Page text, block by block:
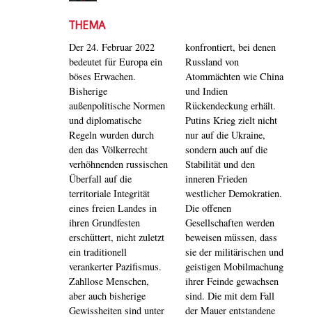
THEMA
Der 24. Februar 2022
bedeutet für Europa ein
böses Erwachen.
Bisherige
außenpolitische Normen
und diplomatische
Regeln wurden durch
den das Völkerrecht
verhöhnenden russischen
Überfall auf die
territoriale Integrität
eines freien Landes in
ihren Grundfesten
erschüttert, nicht zuletzt
ein traditionell
verankerter Pazifismus.
Zahllose Menschen,
aber auch bisherige
Gewissheiten sind unter
konfrontiert, bei denen
Russland von
Atommächten wie China
und Indien
Rückendeckung erhält.
Putins Krieg zielt nicht
nur auf die Ukraine,
sondern auch auf die
Stabilität und den
inneren Frieden
westlicher Demokratien.
Die offenen
Gesellschaften werden
beweisen müssen, dass
sie der militärischen und
geistigen Mobilmachung
ihrer Feinde gewachsen
sind. Die mit dem Fall
der Mauer entstandene